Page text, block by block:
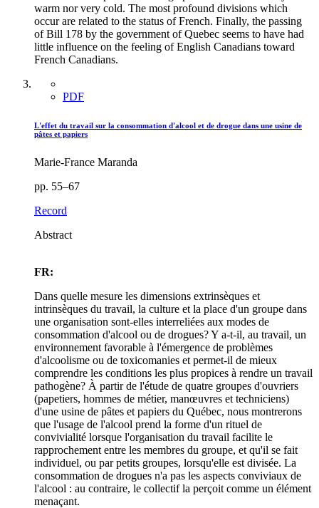
warm nor very cold. The most profound divisions which
occur are related to the status of French. Finally, the passing
of Bill 178 by the government of Quebec seems to have had
little influence on the feeling of English Canadians toward
French Canadians.
PDF
L'effet du travail sur la consommation d'alcool et de drogue dans une usine de
pâtes et papiers
Marie-France Maranda
pp. 55–67
Record
Abstract
FR:
Dans quelle mesure les dimensions extrinsèques et
intrinsèques du travail, la culture et la place d'un groupe dans
une organisation sont-elles interreliées aux modes de
consommation d'alcool ou de drogues? Y a-t-il, au travail, un
environnement favorable à l'émergence de problèmes
d'alcoolisme ou de toxicomanies et permet-il de mieux
comprendre les conditions les plus propices à rendre un travail
pathogène? À partir de l'étude de quatre groupes d'ouvriers
(papetiers, hommes de métier, manœuvres et techniciens)
d'une usine de pâtes et papiers du Québec, nous montrerons
que l'usage de l'alcool prend la forme d'un rituel de
convivialité lorsque l'organisation du travail facilite le
rapprochement entre les membres du groupe, et qu'il se fait
individuel, ou par petits groupes, lorsqu'elle est divisée. La
consommation de drogues n'a pas les aspects conviviaux de
l'alcool : au contraire, le collectif la perçoit comme un élément
menaçant.